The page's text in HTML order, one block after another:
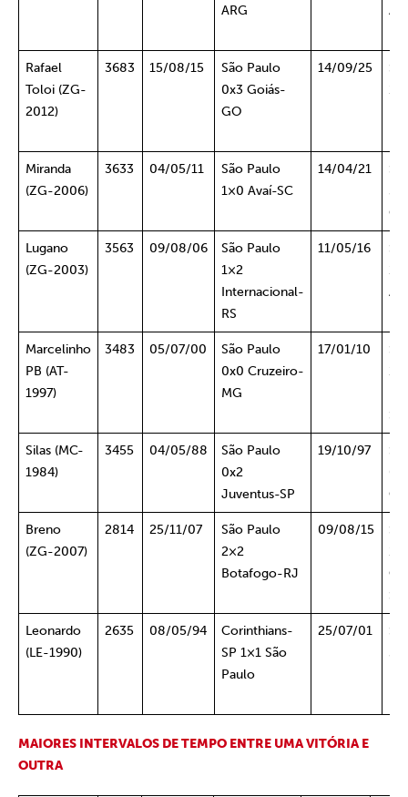
ARG
Rafael
Toloi (ZG-
2012)
3683 15/08/15
São Paulo
0x3 Goiás-
GO
14/09/25
Miranda
(ZG-2006)
3633 04/05/11
São Paulo
1×0 Avaí-SC
14/04/21
Lugano
(ZG-2003)
3563 09/08/06
São Paulo
1×2
Internacional-
RS
11/05/16
Marcelinho
PB (AT-
1997)
3483 05/07/00
São Paulo
0x0 Cruzeiro-
MG
17/01/10
SP
Silas (MC-
1984)
3455 04/05/88
São Paulo
0x2
Juventus-SP
19/10/97
Breno
(ZG-2007)
2814 25/11/07
São Paulo
2×2
Botafogo-RJ
09/08/15
SP
Leonardo
(LE-1990)
2635 08/05/94
Corinthians-
SP 1×1 São
Paulo
25/07/01
MAIORES INTERVALOS DE TEMPO ENTRE UMA VITÓRIA E
OUTRA